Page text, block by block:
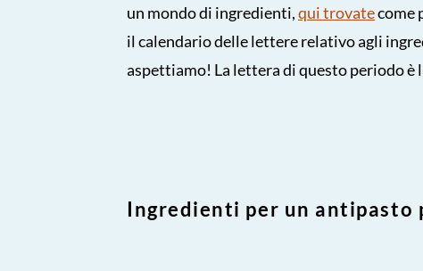
un mondo di ingredienti,qui trovatecome
il calendario delle lettere relativo agli
aspettiamo! La lettera di questo periodo è
Ingredienti per un antipasto